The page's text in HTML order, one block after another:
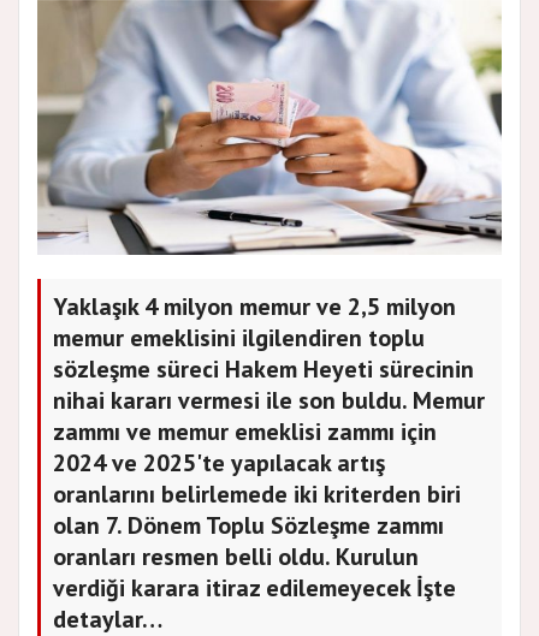
Yaklaşık 4 milyon memur ve 2,5 milyon
memur emeklisini ilgilendiren toplu
sözleşme süreci Hakem Heyeti sürecinin
nihai kararı vermesi ile son buldu. Memur
zammı ve memur emeklisi zammı için
2024 ve 2025'te yapılacak artış
oranlarını belirlemede iki kriterden biri
olan 7. Dönem Toplu Sözleşme zammı
oranları resmen belli oldu. Kurulun
verdiği karara itiraz edilemeyecek İşte
detaylar…